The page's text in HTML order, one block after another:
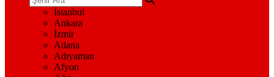
İstanbul
Ankara
İzmir
Adana
Adıyaman
Afyon